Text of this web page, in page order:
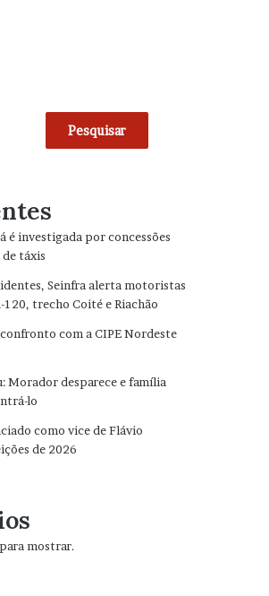
Pesquisar
é investigada por concessões
táxis
Seinfra alerta motoristas
120, trecho Coité e Riachão
com a CIPE Nordeste
Morador desparece e família
lo
como vice de Flávio
de 2026
mostrar.